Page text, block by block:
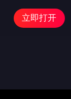
立即打开